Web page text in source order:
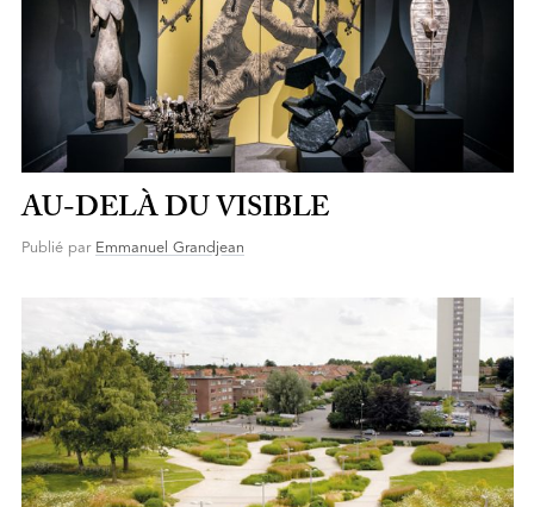
AU-DELÀ DU VISIBLE
Publié par Emmanuel Grandjean